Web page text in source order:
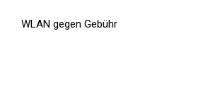
WLAN gegen Gebühr